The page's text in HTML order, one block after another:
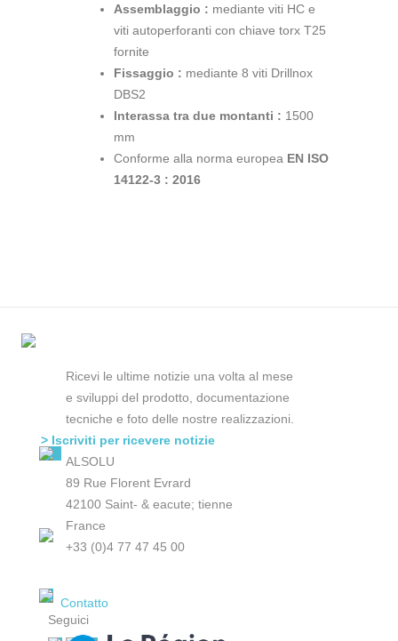
Assemblaggio : mediante viti HC e
viti autoperforanti con chiave torx T25
fornite
Fissaggio : mediante 8 viti Drillnox
DBS2
Interassa tra due montanti : 1500
mm
Conforme alla norma europea EN ISO
14122-3 : 2016
Ricevi le ultime notizie una volta al mese
e sviluppi del prodotto, documentazione
tecniche e foto delle nostre realizzazioni.
> Iscriviti per ricevere notizie
ALSOLU
89 Rue Florent Evrard
42100 Saint- & eacute; tienne
France
+33 (0)4 77 47 45 00
Contatto
Seguici